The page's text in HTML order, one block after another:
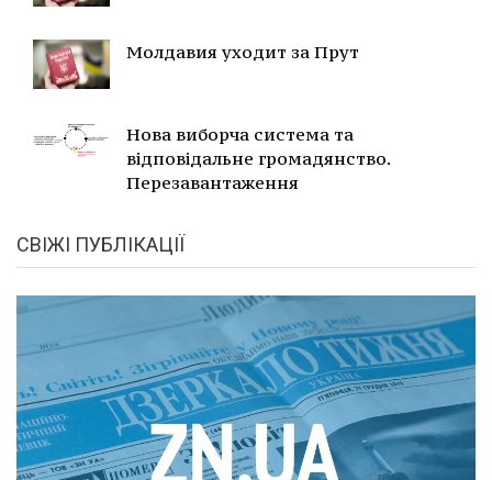
Молдавия уходит за Прут
Нова виборча система та
відповідальне громадянство.
Перезавантаження
СВІЖІ ПУБЛІКАЦІЇ